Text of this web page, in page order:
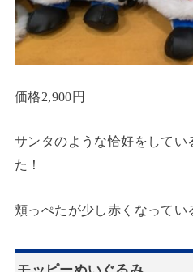
価格2,900円
サンタのような恰好をしてい
た！
頬っぺたが少し赤くなってい